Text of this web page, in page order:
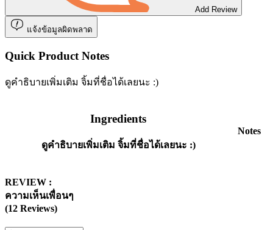
Add Review
แจ้งข้อมูลผิดพลาด
Quick Product Notes
ดูคำธิบายเพิ่มเติม จิ้มที่ชื่อได้เลยนะ :)
Ingredients
ดูคำธิบายเพิ่มเติม จิ้มที่ชื่อได้เลยนะ :)
Notes
REVIEW :
ความเห็นเพื่อนๆ
(12 Reviews)